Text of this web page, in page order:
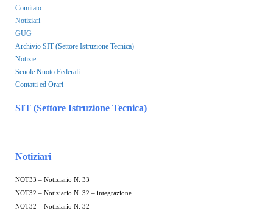
Comitato
Notiziari
GUG
Archivio SIT (Settore Istruzione Tecnica)
Notizie
Scuole Nuoto Federali
Contatti ed Orari
SIT (Settore Istruzione Tecnica)
Notiziari
NOT33 – Notiziario N. 33
NOT32 – Notiziario N. 32 – integrazione
NOT32 – Notiziario N. 32